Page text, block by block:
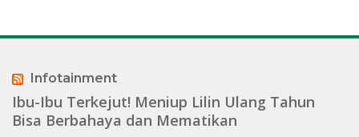
Infotainment
Ibu-Ibu Terkejut! Meniup Lilin Ulang Tahun
Bisa Berbahaya dan Mematikan